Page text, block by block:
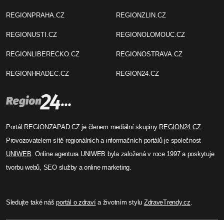
REGIONPRAHA.CZ
REGIONUSTI.CZ
REGIONLIBERECKO.CZ
REGIONHRADEC.CZ
REGIONZLIN.CZ
REGIONOLOMOUC.CZ
REGIONOSTRAVA.CZ
REGION24.CZ
Portál REGIONZAPAD.CZ je členem mediální skupiny REGION24.CZ.
Provozovatelem sítě regionálních a informačních portálů je společnost
UNIWEB . Online agentura UNIWEB byla založená v roce 1997 a poskytuje
tvorbu webů, SEO služby a online marketing.
Sledujte také nášportál o zdravía životním stylu ZdraveTrendy.cz